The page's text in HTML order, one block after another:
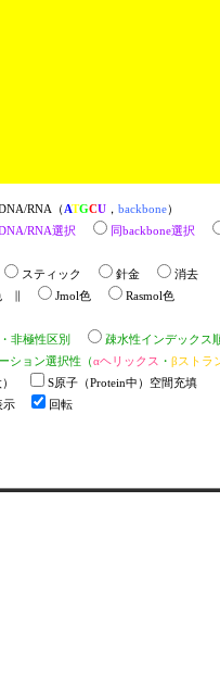
RNA（ATGCU ， backbone）
RNA選択 同backbone選択
スティック 針金
消去
∥ Jmol色
Rasmol色
非極性区別 疎水性インデックス
ション選択性（αヘリックス ・ βストラ
S原子（Protein中）空間充填
示
回転